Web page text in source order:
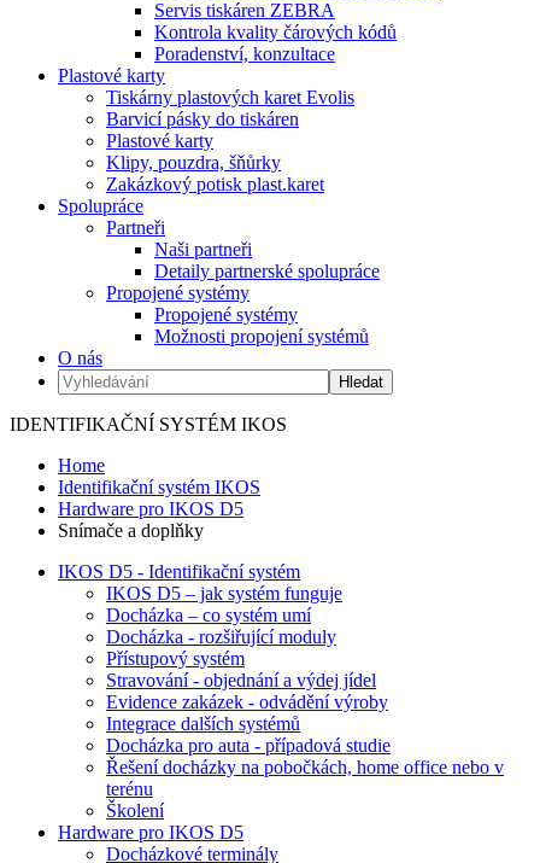
Servis tiskáren ZEBRA
Kontrola kvality čárových kódů
Poradenství, konzultace
Plastové karty
Tiskárny plastových karet Evolis
Barvicí pásky do tiskáren
Plastové karty
Klipy, pouzdra, šňůrky
Zakázkový potisk plast.karet
Spolupráce
Partneři
Naši partneři
Detaily partnerské spolupráce
Propojené systémy
Propojené systémy
Možnosti propojení systémů
O nás
IDENTIFIKAČNÍ SYSTÉM IKOS
Home
Identifikační systém IKOS
Hardware pro IKOS D5
Snímače a doplňky
IKOS D5 - Identifikační systém
IKOS D5 – jak systém funguje
Docházka – co systém umí
Docházka - rozšiřující moduly
Přístupový systém
Stravování - objednání a výdej jídel
Evidence zakázek - odvádění výroby
Integrace dalších systémů
Docházka pro auta - případová studie
Řešení docházky na pobočkách, home office nebo v
terénu
Školení
Hardware pro IKOS D5
Docházkové terminály